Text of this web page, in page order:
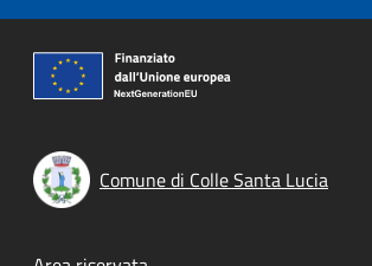
Comune di Colle Santa Lucia